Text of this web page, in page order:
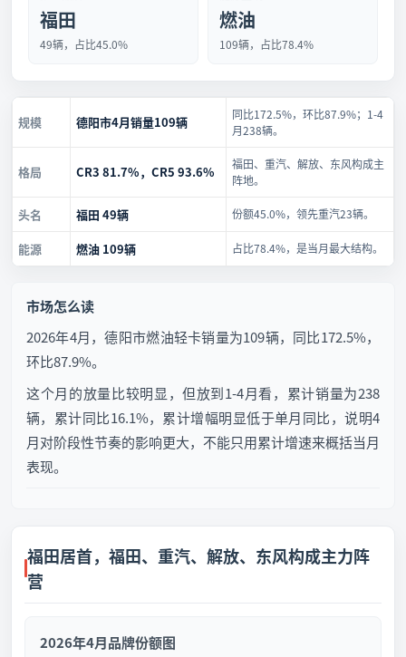
福田
49辆，占比45.0%
燃油
109辆，占比78.4%
规模 德阳市4月销量109辆
同比172.5%，环比87.9%；1-4
月238辆。
格局 CR3 81.7%，CR5 93.6%
福田、重汽、解放、东风构成主
阵地。
头名 福田 49辆 份额45.0%，领先重汽23辆。
能源 燃油 109辆 占比78.4%，是当月最大结构。
市场怎么读
2026年4月，德阳市燃油轻卡销量为109辆，同比172.5%，
环比87.9%。
这个月的放量比较明显，但放到1-4月看，累计销量为238
辆，累计同比16.1%，累计增幅明显低于单月同比，说明4
月对阶段性节奏的影响更大，不能只用累计增速来概括当月
表现。
福田居首，福田、重汽、解放、东风构成主力阵
营
2026年4月品牌份额图